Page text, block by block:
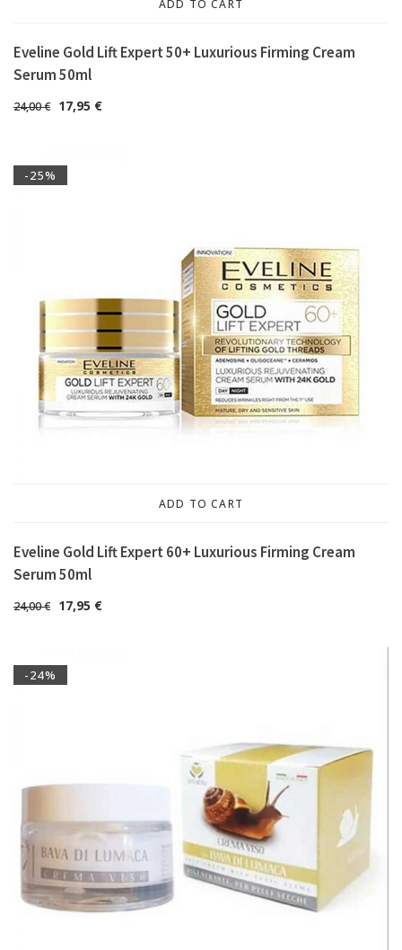
ADD TO CART
Eveline Gold Lift Expert 50+ Luxurious Firming Cream
Serum 50ml
24,00€ 17,95 €
-25%
ADD TO CART
Eveline Gold Lift Expert 60+ Luxurious Firming Cream
Serum 50ml
24,00€ 17,95 €
-24%